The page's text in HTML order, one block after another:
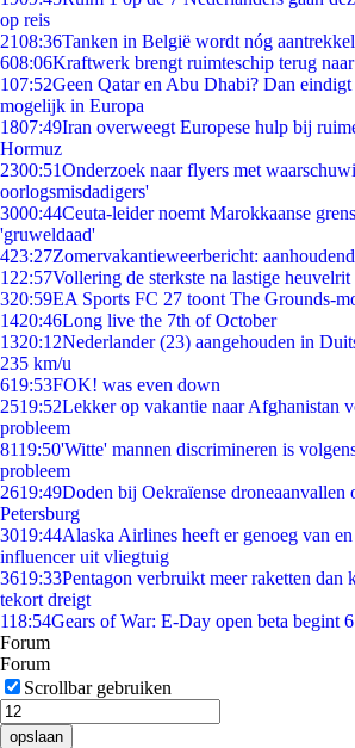
op reis
2108:36Tanken in België wordt nóg
608:06Kraftwerk brengt ruimteschip terug
107:52Geen Qatar en Abu Dhabi? Dan
mogelijk in Europa
1807:49Iran overweegt Europese hulp bij
Hormuz
2300:51Onderzoek naar flyers met
oorlogsmisdadigers'
3000:44Ceuta-leider noemt Marokkaanse
'gruweldaad'
423:27Zomervakantieweerbericht:
1 22:57Vollering de sterkste na lastige heuvelrit
320:59EA Sports FC 27 toont The Grounds-
1420:46Long live the 7th of October
1320:12Nederlander (23) aangehouden in
235 km/u
619:53FOK! was even down
2519:52Lekker op vakantie naar Afghanistan
probleem
8119:50'Witte' mannen discrimineren is
probleem
2619:49Doden bij Oekraïense droneaanvallen
Petersburg
3019:44Alaska Airlines heeft er genoeg van
influencer uit vliegtuig
3619:33Pentagon verbruikt meer raketten dan
tekort dreigt
118:54Gears of War: E-Day open beta begint
Forum
Forum
Scrollbar gebruiken
opslaan